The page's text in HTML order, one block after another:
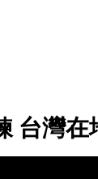
台灣在